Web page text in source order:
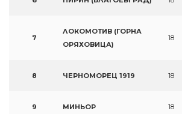
7
ЛОКОМОТИВ (ГОРНА
ОРЯХОВИЦА)
18
8 ЧЕРНОМОРЕЦ 1919 18
9 МИНЬОР 18